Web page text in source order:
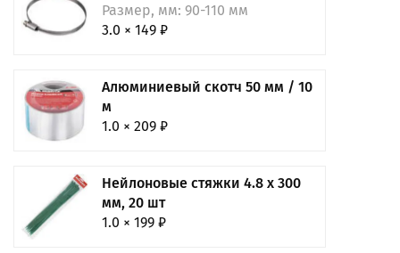
Размер, мм: 90-110 мм
3.0 × 149 ₽
Алюминиевый скотч 50 мм / 10
м
1.0 × 209 ₽
Нейлоновые стяжки 4.8 х 300
мм, 20 шт
1.0 × 199 ₽